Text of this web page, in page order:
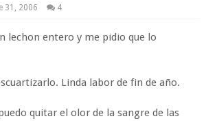
31, 2006 4
lechon entero y me pidio que lo
Linda labor de fin de año.
quitar el olor de la sangre de las